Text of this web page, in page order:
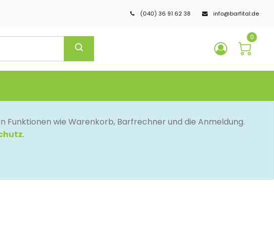
(040) 36 91 62 38 info@barfital.de
0
Funktionen wie Warenkorb, Barfrechner und die Anmeldung.
.